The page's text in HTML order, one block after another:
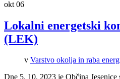
okt 06
Lokalni energetski
(LEK)
v Varstvo okolja in raba
Dne 5. 10. 2023 je Občina